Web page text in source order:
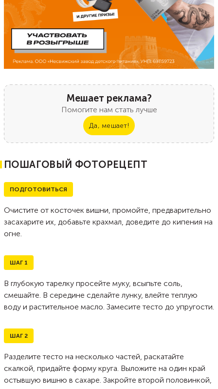
Мешает реклама?
Помогите нам стать лучше
Да, мешает!
ПОШАГОВЫЙ ФОТОРЕЦЕПТ
ПОДГОТОВИТЬСЯ
Очистите от косточек вишни, промойте, предварительно
засахарите их, добавьте крахмал, доведите до кипения на
огне.
ШАГ 1
В глубокую тарелку просейте муку, всыпьте соль,
смешайте. В середине сделайте лунку, влейте теплую
воду и растительное масло. Замесите тесто до упругости.
ШАГ 2
Разделите тесто на несколько частей, раскатайте
скалкой, придайте форму круга. Выложите на один край
остывшую вишню в сахаре. Закройте второй половинкой,